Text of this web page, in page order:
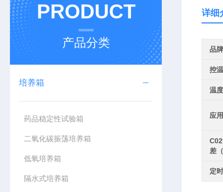
PRODUCT
产品分类
培养箱
药品稳定性试验箱
二氧化碳振荡培养箱
低氧培养箱
隔水式培养箱
详细
品牌
控
温
应
差
定